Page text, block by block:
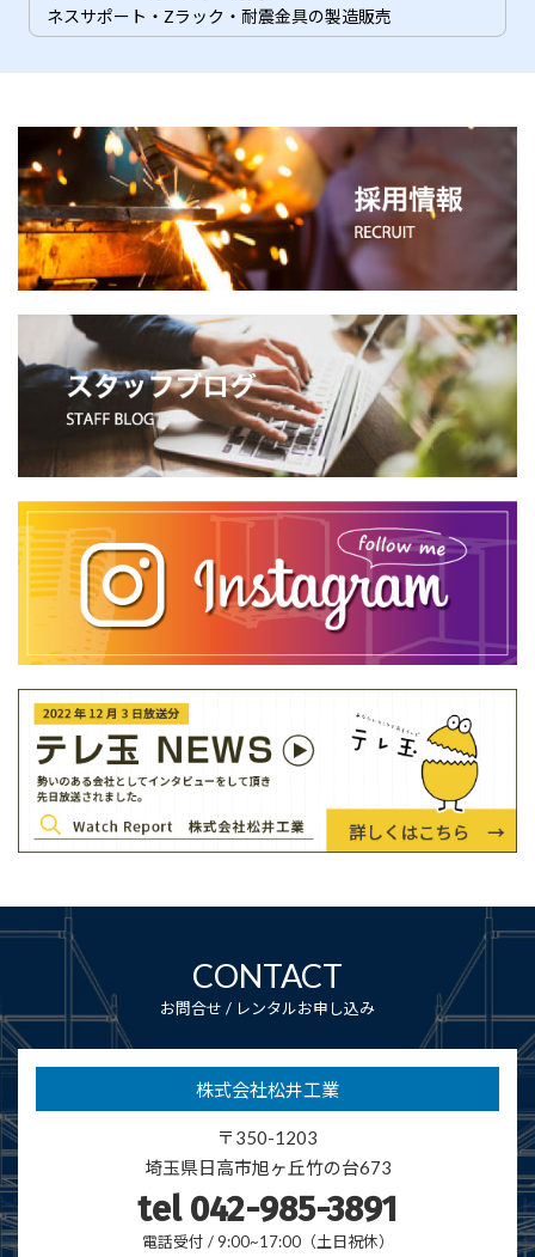
ネスサポート・Zラック・耐震金具の製造販売
CONTACT
お問合せ / レンタルお申し込み
株式会社松井工業
〒350-1203
埼玉県日高市旭ヶ丘竹の台673
tel 042-985-3891
電話受付 / 9:00~17:00（土日祝休）